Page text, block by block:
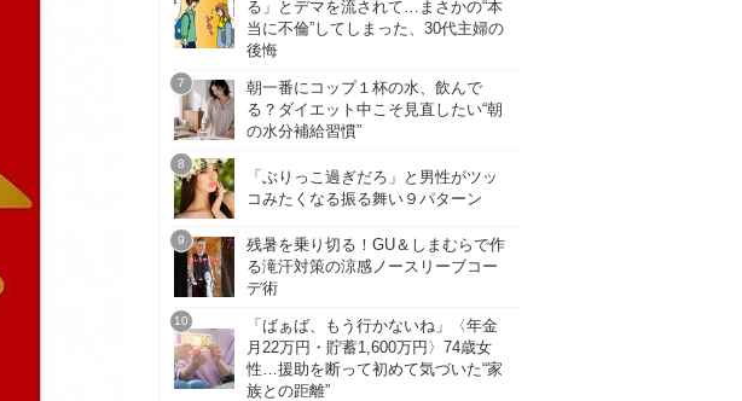
る」とデマを流されて…まさかの“本
当に不倫”してしまった、30代主婦の
後悔
朝一番にコップ１杯の水、飲んで
る？ダイエット中こそ見直したい“朝
の水分補給習慣”
「ぶりっこ過ぎだろ」と男性がツッ
コみたくなる振る舞い９パターン
残暑を乗り切る！GU＆しまむらで作
る滝汗対策の涼感ノースリーブコー
デ術
「ばぁば、もう行かないね」〈年金
月22万円・貯蓄1,600万円〉74歳女
性…援助を断って初めて気づいた“家
族との距離”